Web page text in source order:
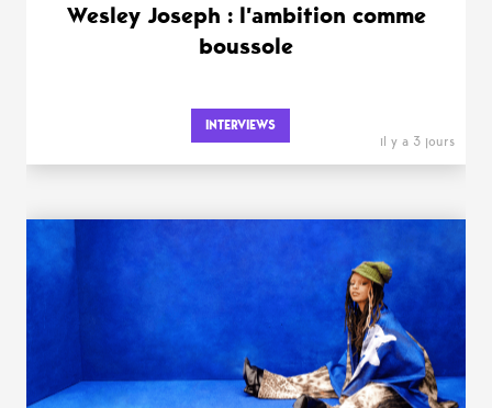
Wesley Joseph : l’ambition comme
boussole
INTERVIEWS
il y a 3 jours